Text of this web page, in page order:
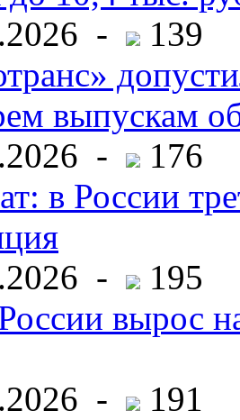
-
139
выпускам
-
176
в России
-
195
вырос
-
191